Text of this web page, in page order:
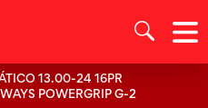
13.00-24 16PR
POWERGRIP G-2